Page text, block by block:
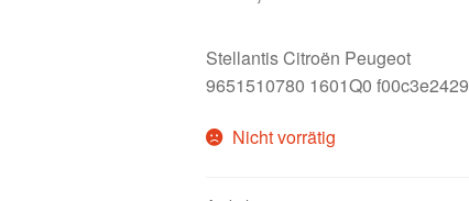
Stellantis Citroën Peugeot
9651510780 1601Q0 f00c3e2429
Nicht vorrätig